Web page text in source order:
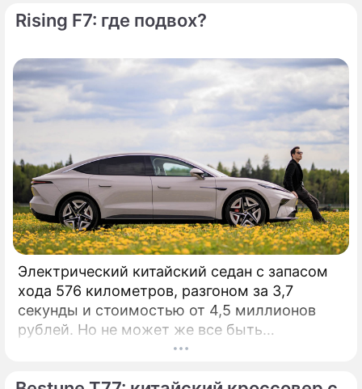
Rising F7: где подвох?
Электрический китайский седан с запасом
хода 576 километров, разгоном за 3,7
секунды и стоимостью от 4,5 миллионов
рублей. Но не может же все быть
идеальным, да? Давайте искать недостатки!